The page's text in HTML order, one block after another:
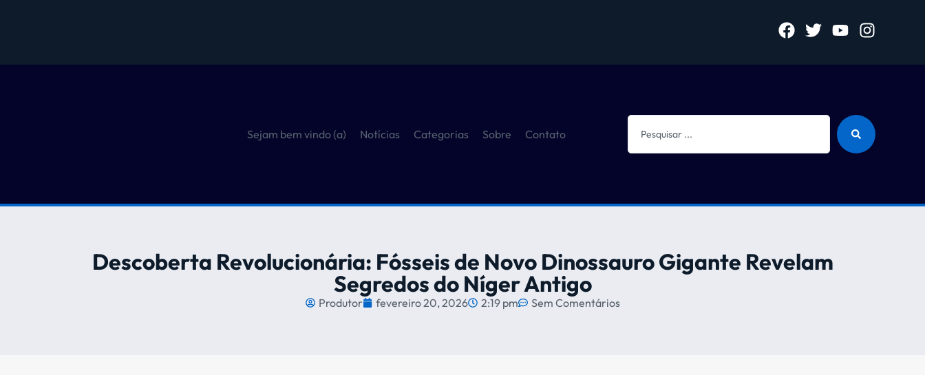
Sejam bem vindo (a) Notícias Categorias Sobre Contato
Descoberta Revolucionária: Fósseis de Novo Dinossauro Gigante Revelam
Segredos do Níger Antigo
Produtor fevereiro 20, 2026 2:19 pm Sem Comentários